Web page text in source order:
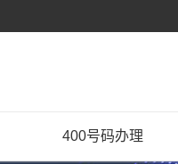
400号码办理